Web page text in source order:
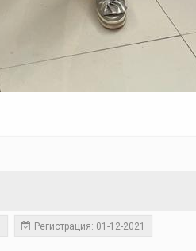
Регистрация: 01-12-2021